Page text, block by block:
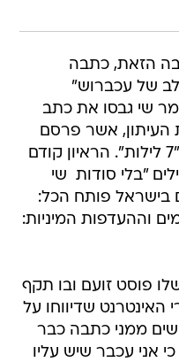
הזאת, כתבה
של עכברוש" 
שי גבסו את כתב
העיתון, אשר פרסם
ראיון עמו היום (שישי) במוסף "7 לילות". הראיון קודם
"בלי סודות  שי
בישראל פותח הכל:
וההעדפות המיניות:
פוסט זועם ובו תקף
האינטרנט שדיווחו על
ממני כתבה כבר
אני עכבר שיש עליו